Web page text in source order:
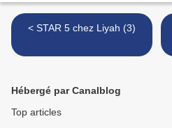
< STAR 5 chez Liyah (3)
Hébergé par Canalblog
Top articles